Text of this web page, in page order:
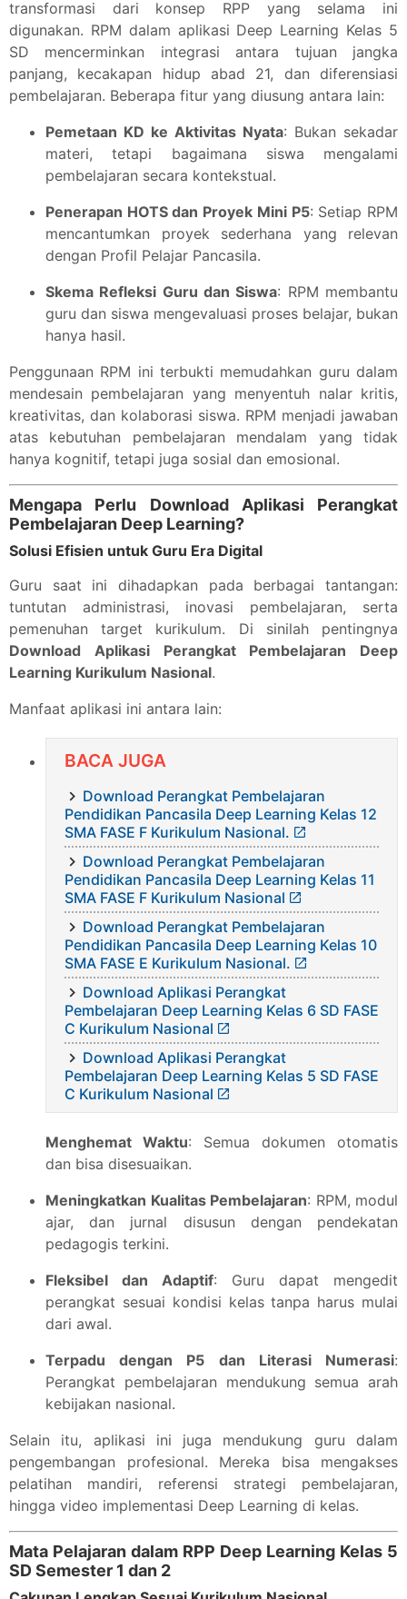
transformasi dari konsep RPP yang selama ini
digunakan. RPM dalam aplikasi Deep Learning Kelas 5
SD mencerminkan integrasi antara tujuan jangka
panjang, kecakapan hidup abad 21, dan diferensiasi
pembelajaran. Beberapa fitur yang diusung antara lain:
Pemetaan KD ke Aktivitas Nyata: Bukan sekadar
materi, tetapi bagaimana siswa mengalami
pembelajaran secara kontekstual.
Penerapan HOTS dan Proyek Mini P5: Setiap RPM
mencantumkan proyek sederhana yang relevan
dengan Profil Pelajar Pancasila.
Skema Refleksi Guru dan Siswa: RPM membantu
guru dan siswa mengevaluasi proses belajar, bukan
hanya hasil.
Penggunaan RPM ini terbukti memudahkan guru dalam
mendesain pembelajaran yang menyentuh nalar kritis,
kreativitas, dan kolaborasi siswa. RPM menjadi jawaban
atas kebutuhan pembelajaran mendalam yang tidak
hanya kognitif, tetapi juga sosial dan emosional.
Mengapa Perlu Download Aplikasi Perangkat
Pembelajaran Deep Learning?
Solusi Efisien untuk Guru Era Digital
Guru saat ini dihadapkan pada berbagai tantangan:
tuntutan administrasi, inovasi pembelajaran, serta
pemenuhan target kurikulum. Di sinilah pentingnya
Download Aplikasi Perangkat Pembelajaran Deep
Learning Kurikulum Nasional.
Manfaat aplikasi ini antara lain:
BACA JUGA
Download Perangkat Pembelajaran
Pendidikan Pancasila Deep Learning Kelas 12
SMA FASE F Kurikulum Nasional.
Download Perangkat Pembelajaran
Pendidikan Pancasila Deep Learning Kelas 11
SMA FASE F Kurikulum Nasional
Download Perangkat Pembelajaran
Pendidikan Pancasila Deep Learning Kelas 10
SMA FASE E Kurikulum Nasional.
Download Aplikasi Perangkat
Pembelajaran Deep Learning Kelas 6 SD FASE
C Kurikulum Nasional
Download Aplikasi Perangkat
Pembelajaran Deep Learning Kelas 5 SD FASE
C Kurikulum Nasional
Menghemat Waktu: Semua dokumen otomatis
dan bisa disesuaikan.
Meningkatkan Kualitas Pembelajaran: RPM, modul
ajar, dan jurnal disusun dengan pendekatan
pedagogis terkini.
Fleksibel dan Adaptif: Guru dapat mengedit
perangkat sesuai kondisi kelas tanpa harus mulai
dari awal.
Terpadu dengan P5 dan Literasi Numerasi:
Perangkat pembelajaran mendukung semua arah
kebijakan nasional.
Selain itu, aplikasi ini juga mendukung guru dalam
pengembangan profesional. Mereka bisa mengakses
pelatihan mandiri, referensi strategi pembelajaran,
hingga video implementasi Deep Learning di kelas.
Mata Pelajaran dalam RPP Deep Learning Kelas 5
SD Semester 1 dan 2